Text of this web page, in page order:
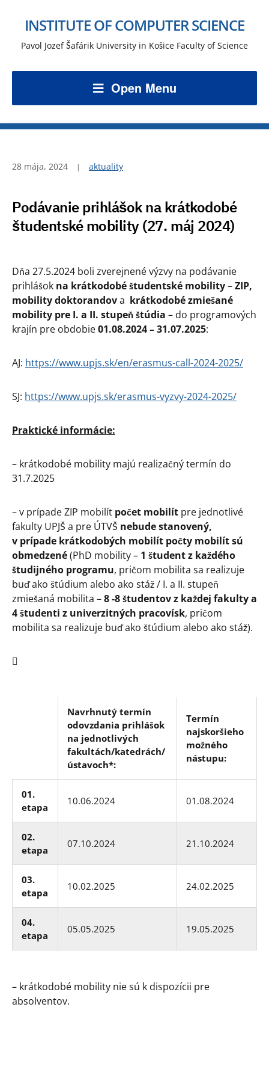
INSTITUTE OF COMPUTER SCIENCE
Pavol Jozef Šafárik University in Košice Faculty of Science
Open Menu
28 mája, 2024 aktuality
Podávanie prihlášok na krátkodobé
študentské mobility (27. máj 2024)
Dňa 27.5.2024 boli zverejnené výzvy na podávanie
prihlášok na krátkodobé študentské mobility–ZIP,
mobility doktorandova krátkodobézmiešané
mobility pre I. a II. stupeň štúdia – do programových
krajín pre obdobie01.08.2024 – 31.07.2025:
AJ: https://www.upjs.sk/en/erasmus-call-2024-2025/
SJ: https://www.upjs.sk/erasmus-vyzvy-2024-2025/
Praktické informácie:
– krátkodobé mobility majú realizačný termín do
31.7.2025
– v prípade ZIP mobilít počet mobilít pre jednotlivé
fakulty UPJŠ a pre ÚTVŠ nebudestanovený,
v prípade krátkodobých mobilít počty mobilít sú
obmedzené(PhD mobility – 1 študent z každého
študijného programu, pričom mobilita sa realizuje
buď ako štúdium alebo ako stáž / I. a II. stupeň
zmiešaná mobilita –8 -8 študentov z každej fakulty a
4 študenti z univerzitných pracovísk, pričom
mobilita sa realizuje buď ako štúdium alebo ako stáž).

Navrhnutý termín
odovzdania prihlášok
na jednotlivých
fakultách/katedrách/
ústavoch*:
Termín
najskoršieho
možného
nástupu:
01.
etapa
10.06.2024 01.08.2024
02.
etapa
07.10.2024 21.10.2024
03.
etapa
10.02.2025 24.02.2025
04.
etapa
05.05.2025 19.05.2025
– krátkodobé mobility nie sú k dispozícii pre
absolventov.